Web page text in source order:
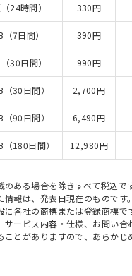
24時間） 330円
7日間） 390円
30日間） 990円
30日間） 2,700円
90日間） 6,490円
180日間） 12,980円
ある場合を除きすべて税込です
報は、発表日現在のものです。
各社の商標または登録商標です
ービス内容・仕様、お問い合
とがありますので、あらかじ